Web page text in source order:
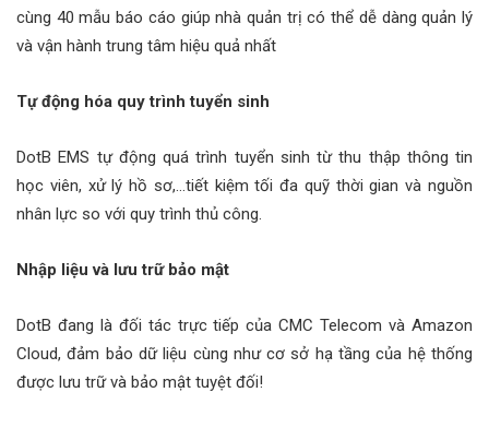
cùng 40 mẫu báo cáo giúp nhà quản trị có thể dễ dàng quản lý
và vận hành trung tâm hiệu quả nhất
Tự động hóa quy trình tuyển sinh
DotB EMS tự động quá trình tuyển sinh từ thu thập thông tin
học viên, xử lý hồ sơ,…tiết kiệm tối đa quỹ thời gian và nguồn
nhân lực so với quy trình thủ công.
Nhập liệu và lưu trữ bảo mật
DotB đang là đối tác trực tiếp của CMC Telecom và Amazon
Cloud, đảm bảo dữ liệu cùng như cơ sở hạ tầng của hệ thống
được lưu trữ và bảo mật tuyệt đối!